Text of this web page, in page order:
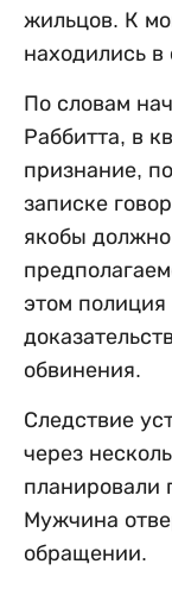
жильцов. К
находились
По словам
Раббитта, в
признание,
записке
якобы
этом полиция
обвинения.
Следствие
через
планировали
Мужчина
обращении.